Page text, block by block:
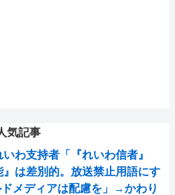
気記事
いわ支持者「『れいわ信者』
』は差別的。放送禁止用語にす
メディアは配慮を」→かわり